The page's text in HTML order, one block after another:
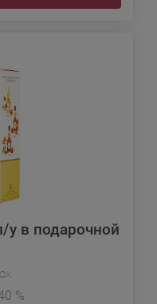
у в подарочной
%